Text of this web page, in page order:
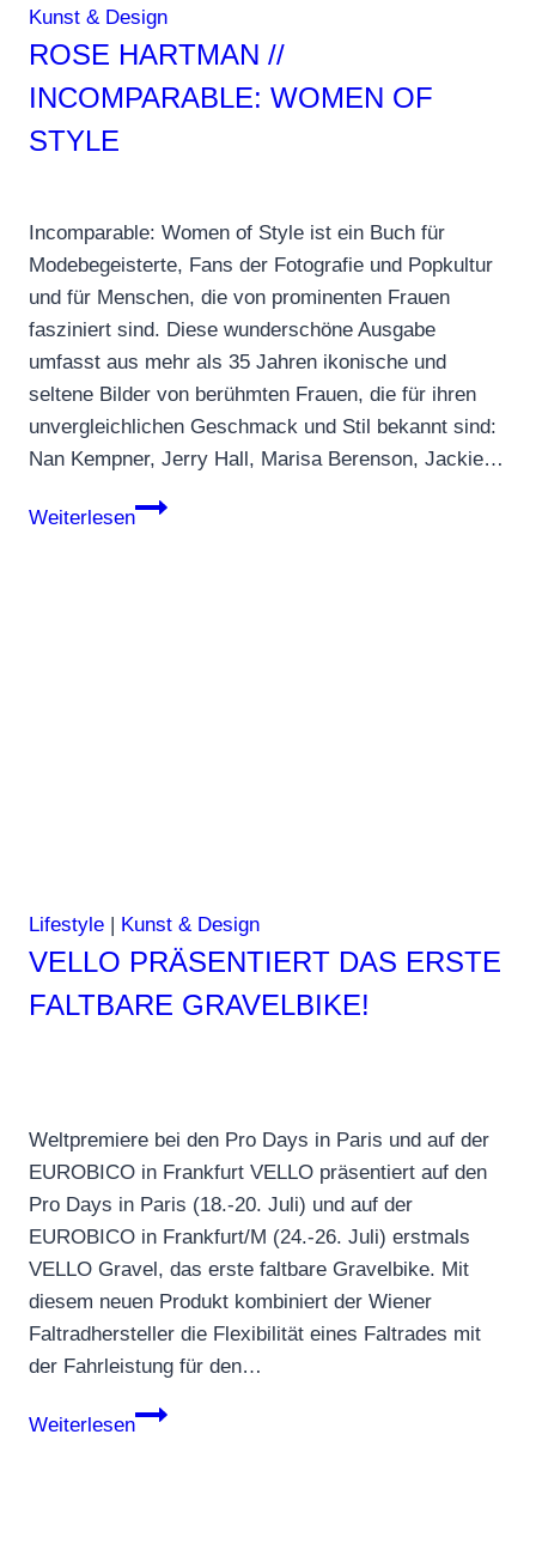
Kunst & Design
ROSE HARTMAN //
INCOMPARABLE: WOMEN OF
STYLE
Incomparable: Women of Style ist ein Buch für
Modebegeisterte, Fans der Fotografie und Popkultur
und für Menschen, die von prominenten Frauen
fasziniert sind. Diese wunderschöne Ausgabe
umfasst aus mehr als 35 Jahren ikonische und
seltene Bilder von berühmten Frauen, die für ihren
unvergleichlichen Geschmack und Stil bekannt sind:
Nan Kempner, Jerry Hall, Marisa Berenson, Jackie…
Weiterlesen
Rose
Lifestyle | Kunst & Design
VELLO PRÄSENTIERT DAS ERSTE
FALTBARE GRAVELBIKE!
Weltpremiere bei den Pro Days in Paris und auf der
EUROBICO in Frankfurt VELLO präsentiert auf den
Pro Days in Paris (18.-20. Juli) und auf der
EUROBICO in Frankfurt/M (24.-26. Juli) erstmals
VELLO Gravel, das erste faltbare Gravelbike. Mit
diesem neuen Produkt kombiniert der Wiener
Faltradhersteller die Flexibilität eines Faltrades mit
der Fahrleistung für den…
Weiterlesen
VELLO